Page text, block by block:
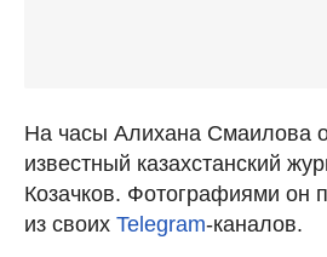
На часы Алихана Смаилова
известный казахстанский
Козачков. Фотографиями он
из своих Telegram-каналов.